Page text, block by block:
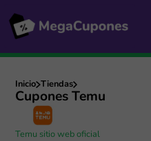
Inicio Tiendas
Cupones Temu
Temu sitio web oficial